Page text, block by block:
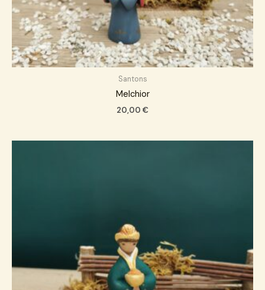
Santons
Melchior
20,00 €